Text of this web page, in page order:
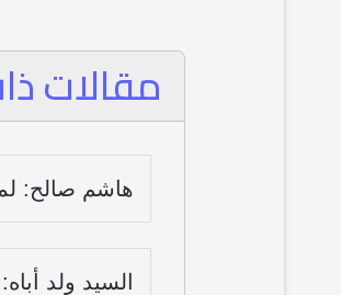
مقالات
هاشم صالح:
السيد ولد